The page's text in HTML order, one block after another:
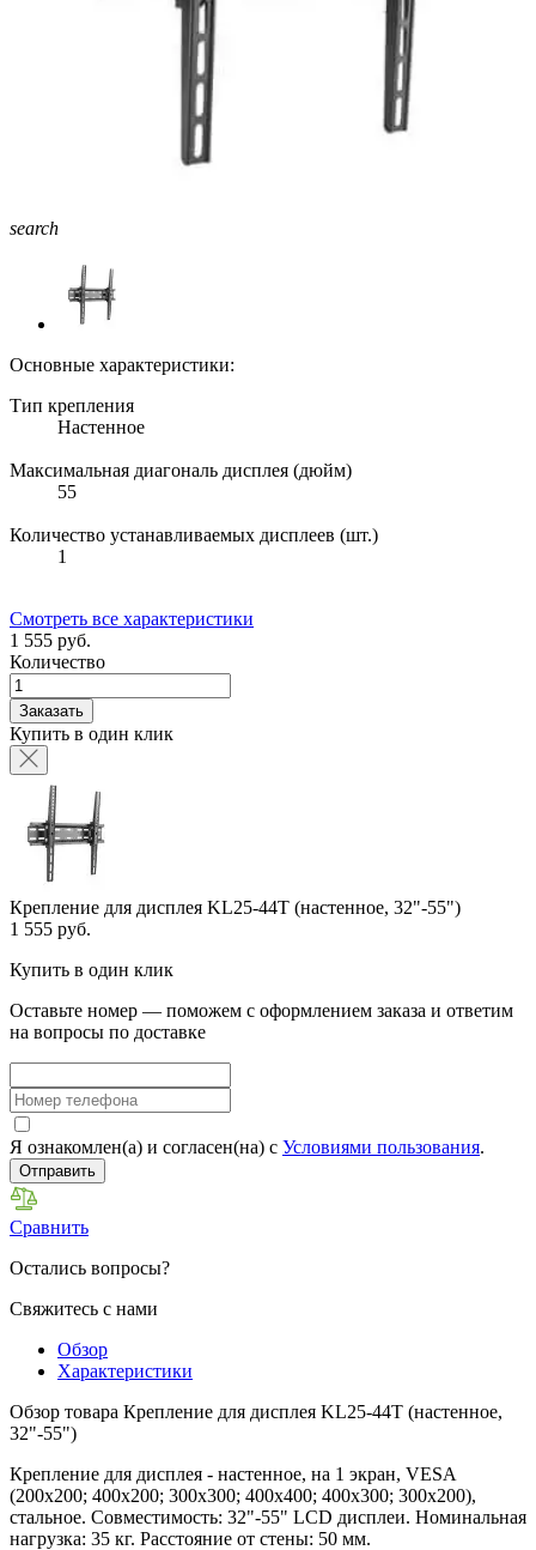
search
Основные характеристики:
Тип крепления
Настенное
Максимальная диагональ дисплея (дюйм)
55
Количество устанавливаемых дисплеев (шт.)
1
Смотреть все характеристики
1 555 руб.
Количество
Заказать
Купить в один клик
Крепление для дисплея KL25-44T (настенное, 32"-55")
1 555 руб.
Купить в один клик
Оставьте номер — поможем с оформлением заказа и ответим
на вопросы по доставке
Я ознакомлен(а) и согласен(на) с Условиями пользования.
Отправить
Сравнить
Остались вопросы?
Свяжитесь с нами
Обзор
Характеристики
Обзор товара Крепление для дисплея KL25-44T (настенное,
32"-55")
Крепление для дисплея - настенное, на 1 экран, VESA
(200x200; 400x200; 300x300; 400x400; 400x300; 300x200),
стальное. Совместимость: 32"-55" LCD дисплеи. Номинальная
нагрузка: 35 кг. Расстояние от стены: 50 мм.